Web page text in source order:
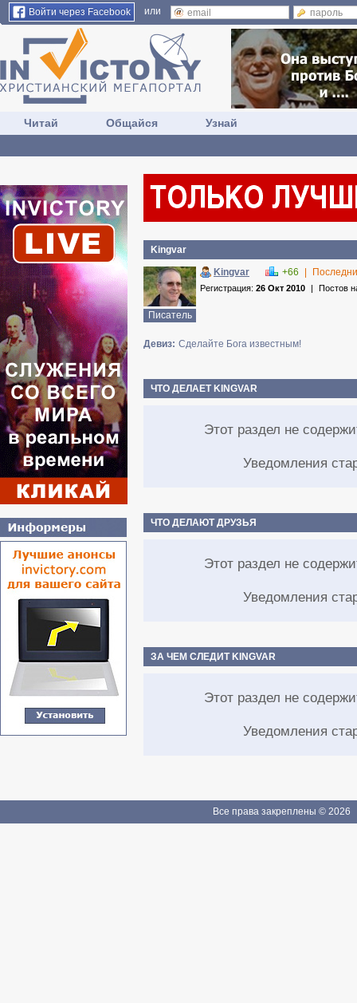
Войти через Facebook или
Читай Общайся Узнай
Kingvar
Писатель
Kingvar +66
Регистрация: 26 Окт 2010 | Постов
Девиз: Сделайте Бога известным!
ЧТО ДЕЛАЕТ KINGVAR
Этот раздел не
Уведомления
ЧТО ДЕЛАЮТ ДРУЗЬЯ
Этот раздел не
Уведомления
ЗА ЧЕМ СЛЕДИТ KINGVAR
Этот раздел не
Уведомления
Все права закреплены © 2026